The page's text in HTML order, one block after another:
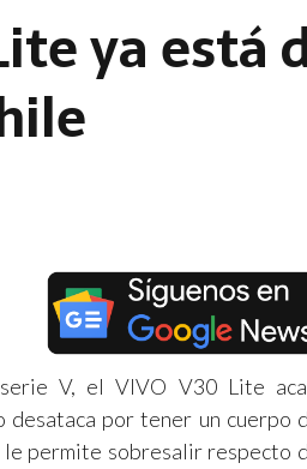
ya está
V, el VIVO V30 Lite
desataca por tener un
permite sobresalir respecto